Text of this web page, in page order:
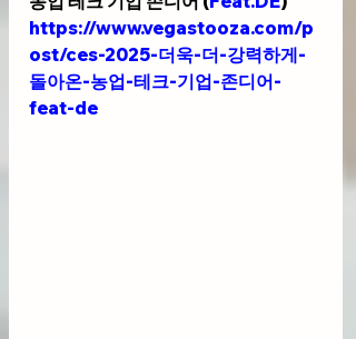
https://www.vegastooza.com/p
ost/ces-2025-더욱-더-강력하게-
돌아온-농업-테크-기업-존디어-
feat-de